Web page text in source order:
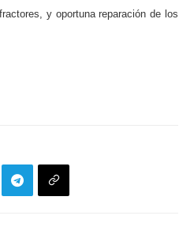
y oportuna reparación de los